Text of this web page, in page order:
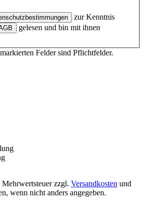
zur Kenntnis
gelesen und bin mit ihnen
Felder sind Pflichtfelder.
zzgl. Versandkosten und
wenn nicht anders angegeben.